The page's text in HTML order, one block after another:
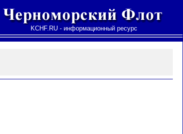
KCHF.RU - информационный ресурс